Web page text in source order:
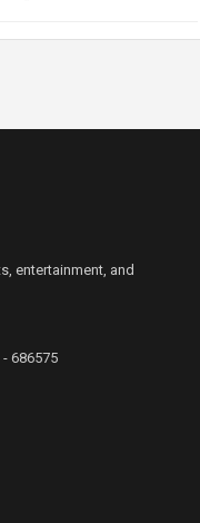
entertainment, and
686575